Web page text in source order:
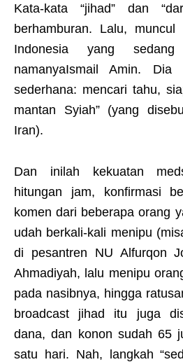
Kata-kata “jihad” dan
berhamburan. Lalu, muncul
Indonesia yang
namanyaIsmail Amin. Dia
sederhana: mencari tahu,
mantan Syiah” (yang
Iran).
Dan inilah kekuatan
hitungan jam, konfirmasi
komen dari beberapa orang
udah berkali-kali menipu
di pesantren NU Alfurqon
Ahmadiyah, lalu menipu
pada nasibnya, hingga
broadcast jihad itu juga
dana, dan konon sudah 65
satu hari. Nah, langkah